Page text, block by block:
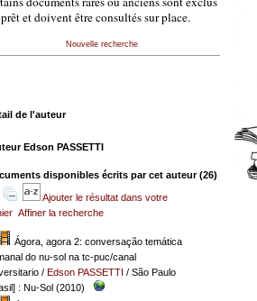
et doivent être consultés sur place.
Nouvelle recherche
de l'auteur
Edson PASSETTI
disponibles écrits par cet auteur (26)
Ajouter le résultat dans votre
Affiner la recherche
Ágora, agora 2: conversação temática
do nu-sol na tc-puc/canal
/ Edson PASSETTI / São Paulo
: Nu-Sol (2010)